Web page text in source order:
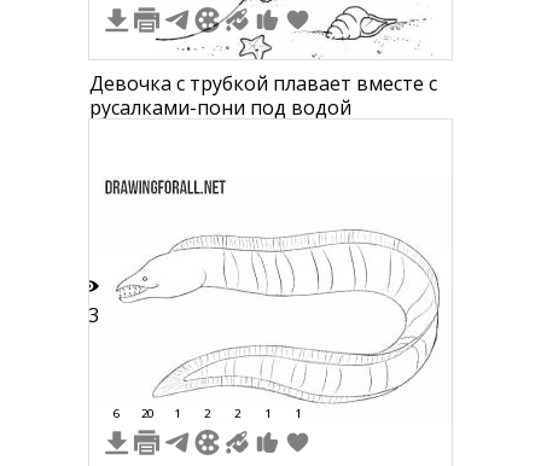
Девочка с трубкой плавает вместе с
русалками-пони под водой
53
6 20 1 2 2 1 1